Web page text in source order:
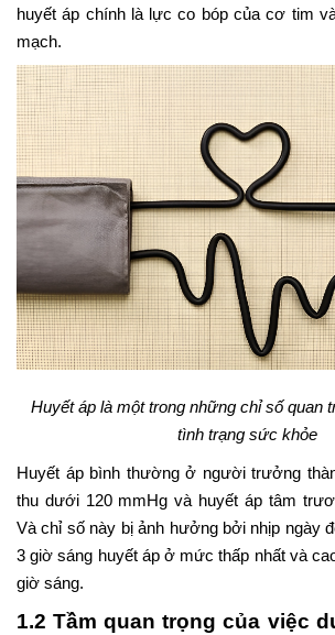
huyết áp chính là lực co bóp của cơ tim
mạch.
Huyết áp là một trong những chỉ số quan
tình trạng sức khỏe
Huyết áp bình thường ở người trưởng
thu dưới 120 mmHg và huyết áp tâm
Và chỉ số này bị ảnh hưởng bởi nhịp ngày
3 giờ sáng huyết áp ở mức thấp nhất và
giờ sáng.
1.2 Tầm quan trọng của việc